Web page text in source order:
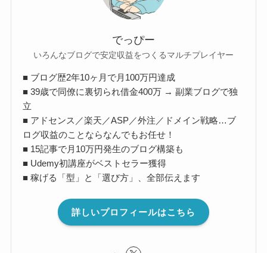
でっぴー
いろんなブログで安定収益をつくるマルチプレイヤー
■ ブログ歴2年10ヶ月で月100万円達成
■ 39歳で同僚に裏切られ借金400万 → 副業ブログで独
立
■ アドセンス／楽天／ASP／外注／ドメイン戦略…ブ
ログ収益のことならなんでもお任せ！
■ 15記事で月10万円発生のブログ構築も
■ Udemy初講座がベストセラー獲得
■ 稼げる「型」と「選び方」、全部伝えます
詳しいプロフィールはこちら